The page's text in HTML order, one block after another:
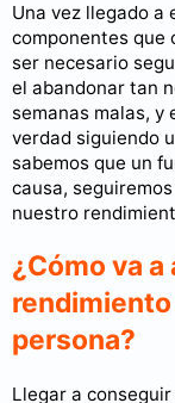
Una vez llegado a
componentes que
ser necesario
el abandonar tan
semanas malas, y
verdad siguiendo
sabemos que un
causa,
nuestro
¿Cómo va
persona?
Llegar a